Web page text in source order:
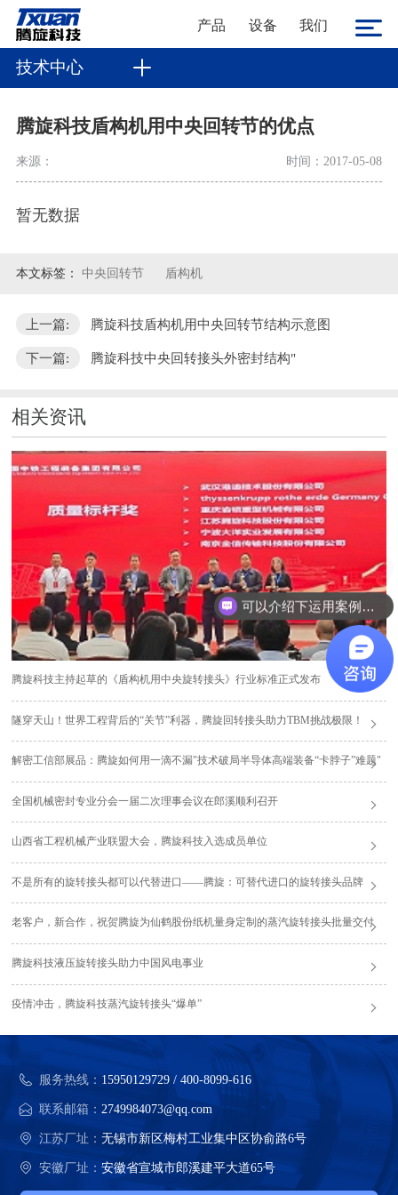
产品 设备 我们
技术中心
腾旋科技盾构机用中央回转节的优点
来源： 时间：2017-05-08
暂无数据
本文标签： 中央回转节 盾构机
上一篇: 腾旋科技盾构机用中央回转节结构示意图
下一篇: 腾旋科技中央回转接头外密封结构"
相关资讯
腾旋科技主持起草的《盾构机用中央旋转接头》行业标准正式发布
隧穿天山！世界工程背后的“关节”利器，腾旋回转接头助力TBM挑战极限！
解密工信部展品：腾旋如何用一滴不漏"技术破局半导体高端装备“卡脖子”难题"
全国机械密封专业分会一届二次理事会议在郎溪顺利召开
山西省工程机械产业联盟大会，腾旋科技入选成员单位
不是所有的旋转接头都可以代替进口——腾旋：可替代进口的旋转接头品牌
老客户，新合作，祝贺腾旋为仙鹤股份纸机量身定制的蒸汽旋转接头批量交付
腾旋科技液压旋转接头助力中国风电事业
疫情冲击，腾旋科技蒸汽旋转接头“爆单”
服务热线： 15950129729 / 400-8099-616
联系邮箱： 2749984073@qq.com
江苏厂址：无锡市新区梅村工业集中区协俞路6号
安徽厂址：安徽省宣城市郎溪建平大道65号
多少价格？有没有优惠？